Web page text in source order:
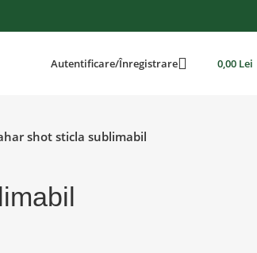
Autentificare/Înregistrare 0,00 Lei
shot sticla sublimabil